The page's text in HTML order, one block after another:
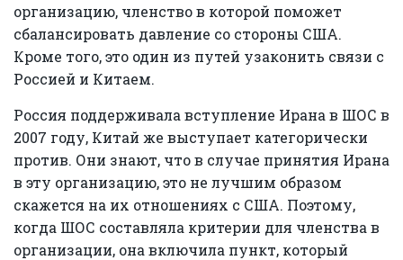
организацию, членство в которой поможет
сбалансировать давление со стороны США.
Кроме того, это один из путей узаконить связи с
Россией и Китаем.
Россия поддерживала вступление Ирана в ШОС в
2007 году, Китай же выступает категорически
против. Они знают, что в случае принятия Ирана
в эту организацию, это не лучшим образом
скажется на их отношениях с США. Поэтому,
когда ШОС составляла критерии для членства в
организации, она включила пункт, который